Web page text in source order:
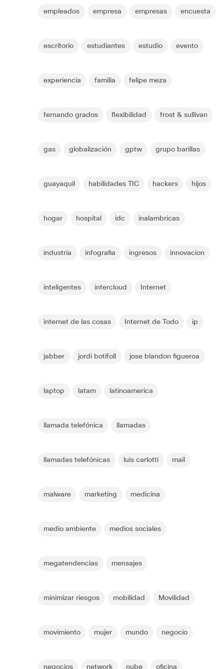
empleados empresa empresas encuesta
escritorio estudiantes estudio evento
experiencia familia felipe meza
fernando grados flexibilidad frost & sullivan
gas globalización gptw grupo barillas
guayaquil habilidades TIC hackers hijos
hogar hospital idc inalambricas
industria infografia ingresos innovacion
inteligentes intercloud Internet
internet de las cosas Internet de Todo ip
jabber jordi botifoll jose blandon figueroa
laptop latam latinoamerica
llamada telefónica llamadas
llamadas telefónicas luis carlotti mail
malware marketing medicina
medio ambiente medios sociales
megatendencias mensajes
minimizar riesgos mobilidad Movilidad
movimiento mujer mundo negocio
negocios network nube oficina